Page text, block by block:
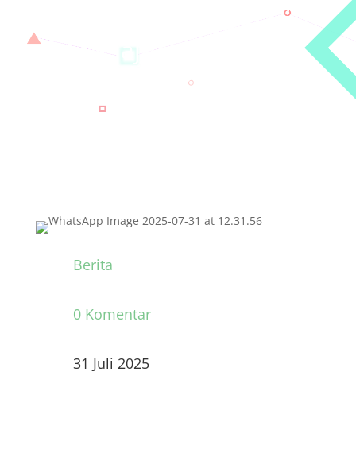
Cup U-13 Sumbar dan
Melaju ke Tingkat
Nasional
Berita
0 Komentar
31 Juli 2025